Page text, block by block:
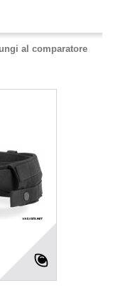
al comparatore